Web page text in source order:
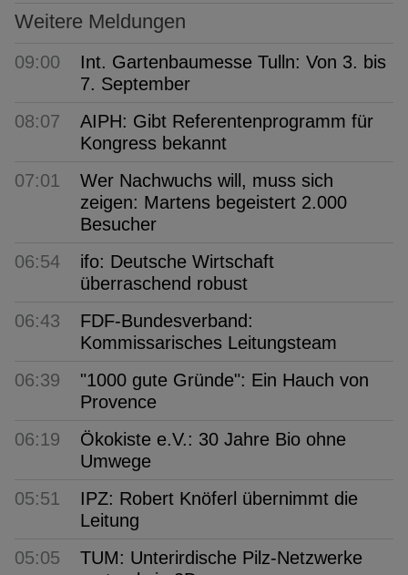
Weitere Meldungen
09:00
Int. Gartenbaumesse Tulln: Von 3. bis
7. September
08:07
AIPH: Gibt Referentenprogramm für
Kongress bekannt
07:01
Wer Nachwuchs will, muss sich
zeigen: Martens begeistert 2.000
Besucher
06:54
ifo: Deutsche Wirtschaft
überraschend robust
06:43
FDF-Bundesverband:
Kommissarisches Leitungsteam
06:39
"1000 gute Gründe": Ein Hauch von
Provence
06:19
Ökokiste e.V.: 30 Jahre Bio ohne
Umwege
05:51
IPZ: Robert Knöferl übernimmt die
Leitung
05:05
TUM: Unterirdische Pilz-Netzwerke